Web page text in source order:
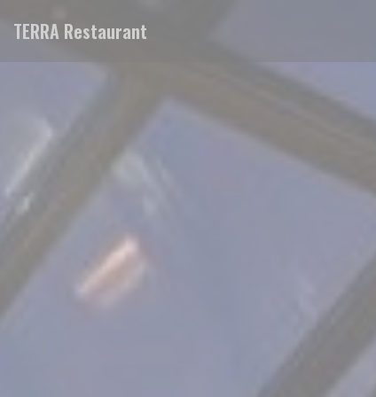
TERRA Restaurant